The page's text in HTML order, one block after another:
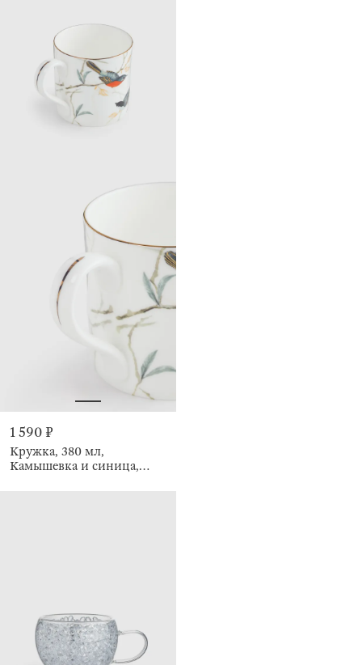
1 590 ₽
Кружка, 380 мл,
Камышевка и синица,